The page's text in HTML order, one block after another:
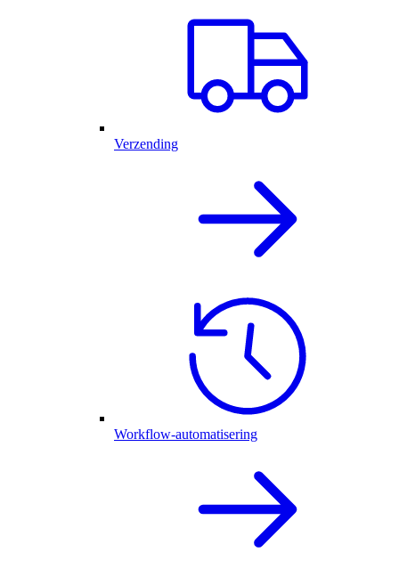
Verzending
Workflow-automatisering